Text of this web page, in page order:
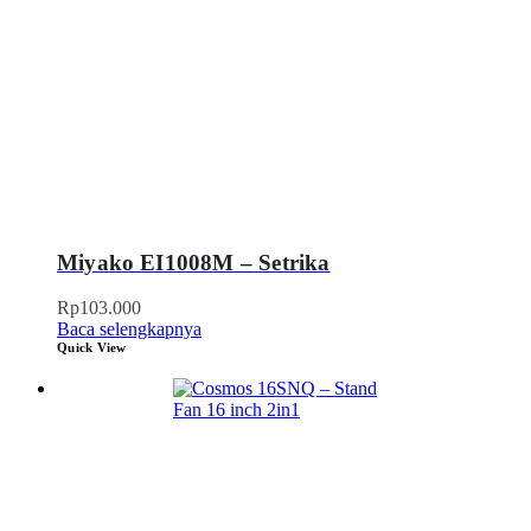
Miyako EI1008M – Setrika
Rp103.000
Baca selengkapnya
Quick View